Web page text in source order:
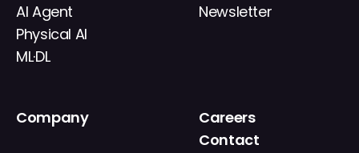
AI Agent
Physical AI
ML·DL
Newsletter
Company
Careers
Contact